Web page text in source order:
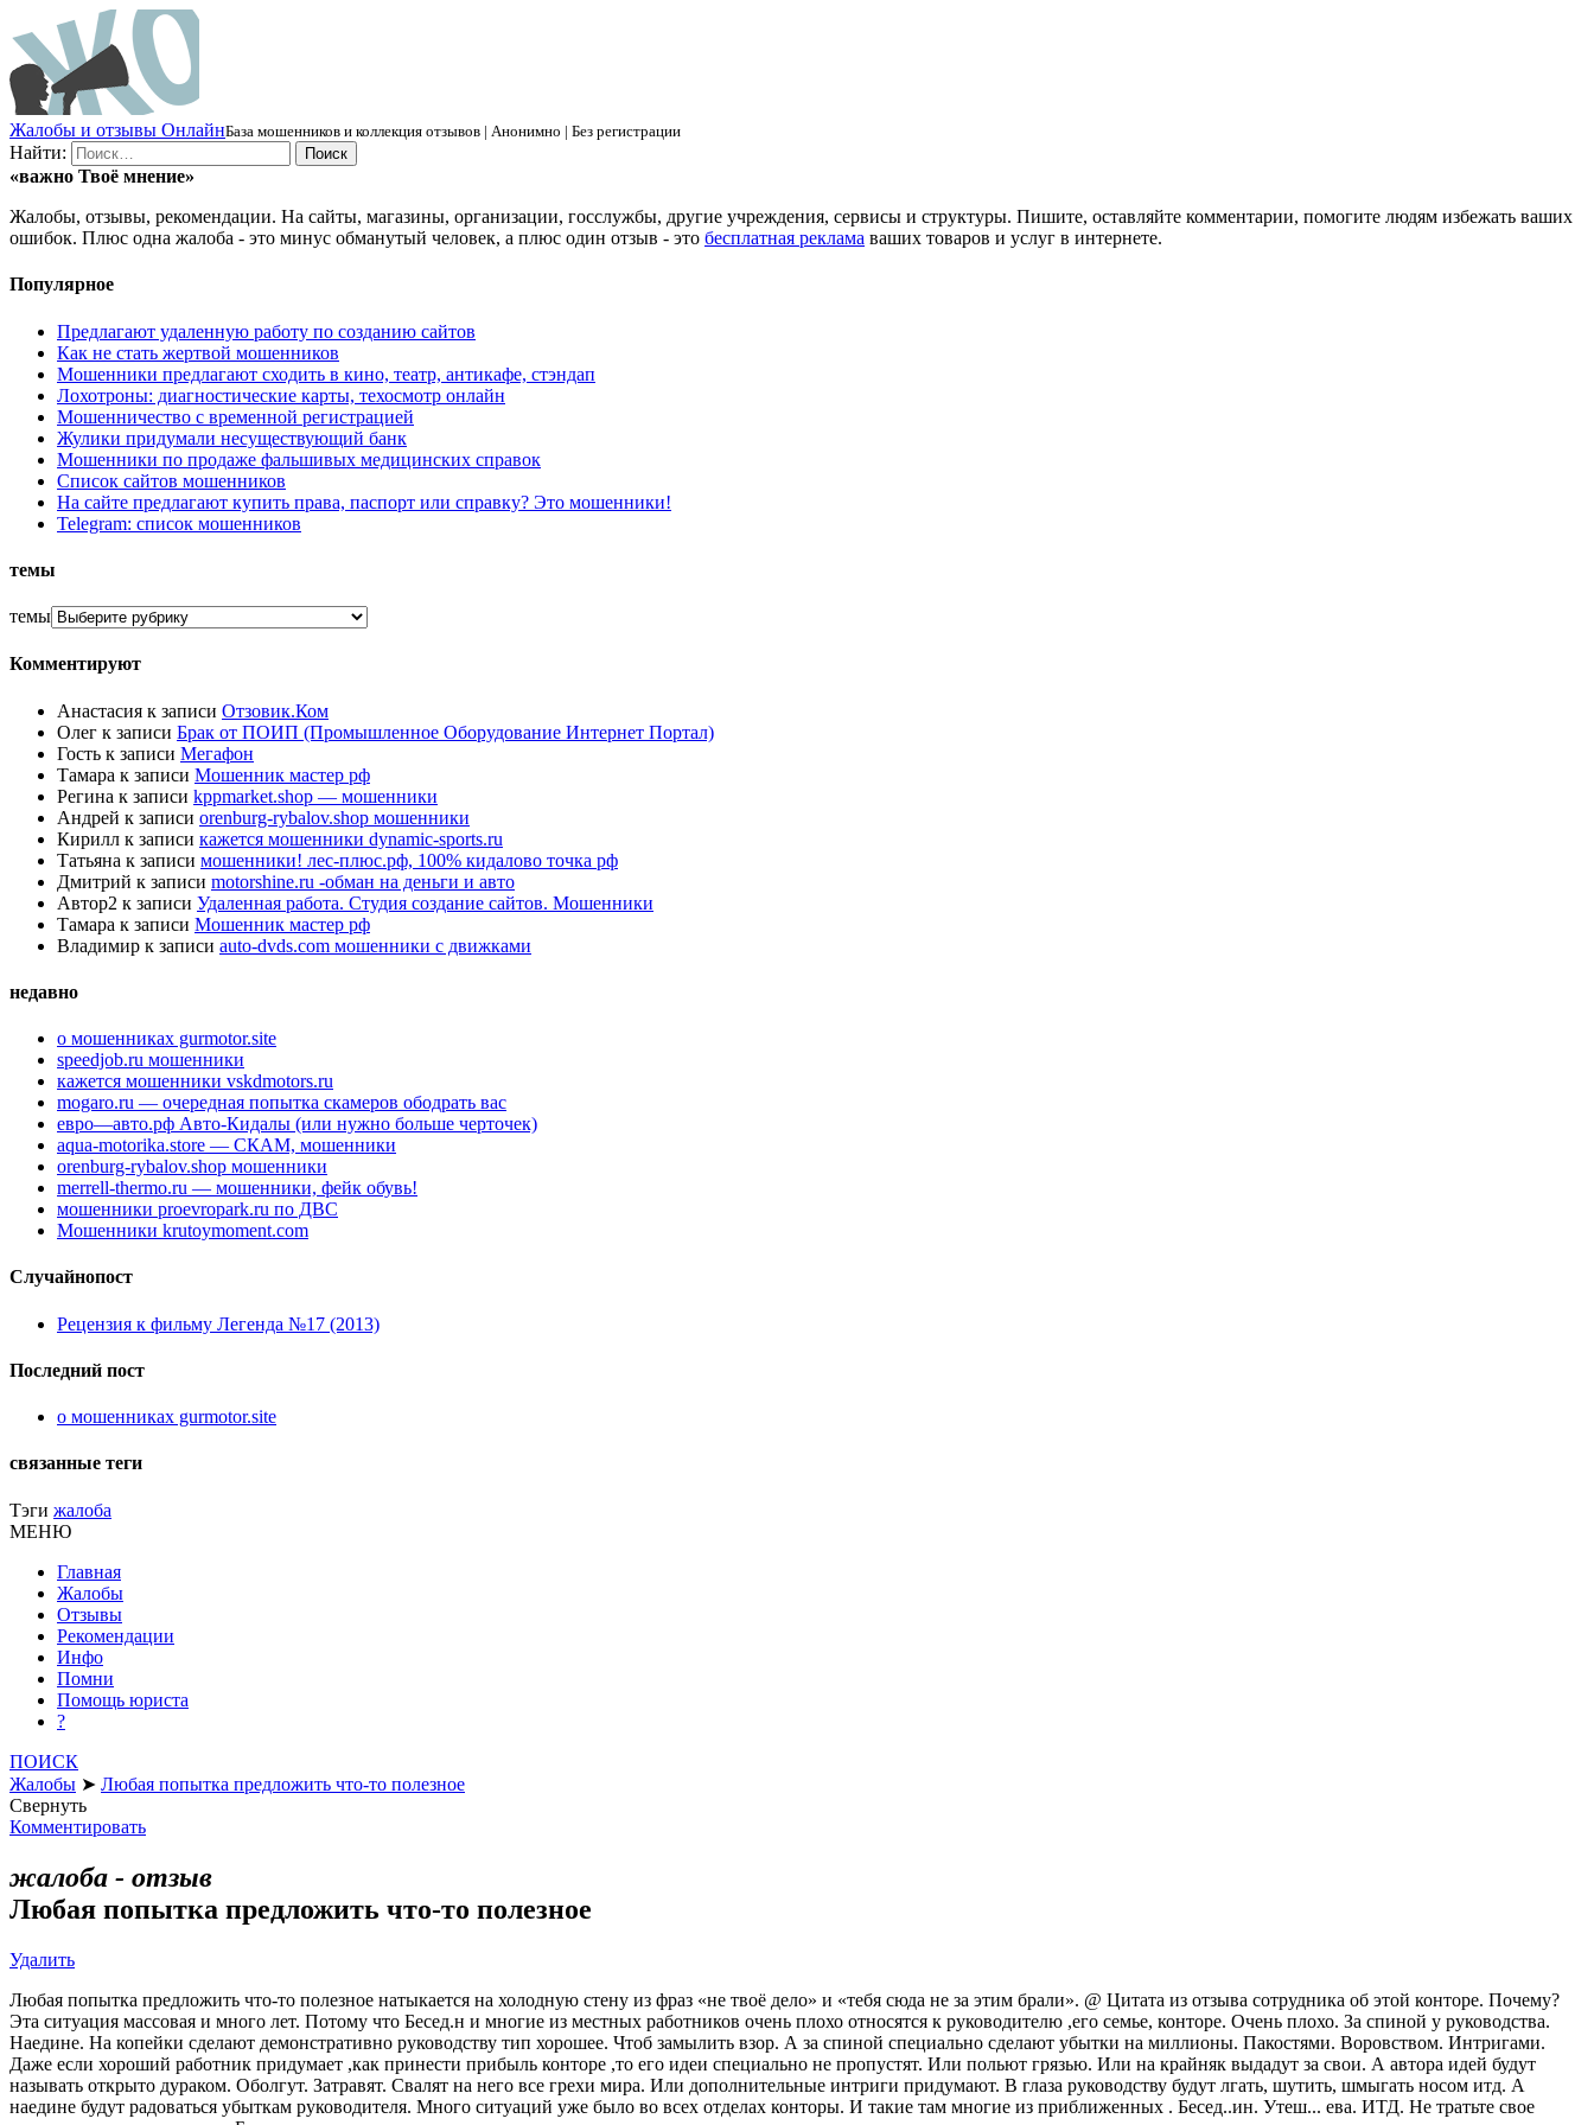
Жалобы и отзывы ОнлайнБаза мошенников и коллекция отзывов | Анонимно | Без регистрации
Найти:
«важно Твоё мнение»
Жалобы, отзывы, рекомендации. На сайты, магазины, организации, госслужбы, другие учреждения, сервисы и структуры. Пишите, оставляйте комментарии, помогите людям избежать ваших
ошибок. Плюс одна жалоба - это минус обманутый человек, а плюс один отзыв - это бесплатная реклама ваших товаров и услуг в интернете.
Популярное
Предлагают удаленную работу по созданию сайтов
Как не стать жертвой мошенников
Мошенники предлагают сходить в кино, театр, антикафе, стэндап
Лохотроны: диагностические карты, техосмотр онлайн
Мошенничество с временной регистрацией
Жулики придумали несуществующий банк
Мошенники по продаже фальшивых медицинских справок
Список сайтов мошенников
На сайте предлагают купить права, паспорт или справку? Это мошенники!
Telegram: список мошенников
темы
темы
Комментируют
Анастасия к записи Отзовик.Ком
Олег к записи Брак от ПОИП (Промышленное Оборудование Интернет Портал)
Гость к записи Мегафон
Тамара к записи Мошенник мастер рф
Регина к записи kppmarket.shop — мошенники
Андрей к записи orenburg-rybalov.shop мошенники
Кирилл к записи кажется мошенники dynamic-sports.ru
Татьяна к записи мошенники! лес-плюс.рф, 100% кидалово точка рф
Дмитрий к записи motorshine.ru -обман на деньги и авто
Автор2 к записи Удаленная работа. Студия создание сайтов. Мошенники
Тамара к записи Мошенник мастер рф
Владимир к записи auto-dvds.com мошенники с движками
недавно
о мошенниках gurmotor.site
speedjob.ru мошенники
кажется мошенники vskdmotors.ru
mogaro.ru — очередная попытка скамеров ободрать вас
евро—авто.рф Авто-Кидалы (или нужно больше черточек)
aqua-motorika.store — СКАМ, мошенники
orenburg-rybalov.shop мошенники
merrell-thermo.ru — мошенники, фейк обувь!
мошенники proevropark.ru по ДВС
Мошенники krutoymoment.com
Случайнопост
Рецензия к фильму Легенда №17 (2013)
Последний пост
о мошенниках gurmotor.site
связанные теги
Тэги жалоба
МЕНЮ
Главная
Жалобы
Отзывы
Рекомендации
Инфо
Помни
Помощь юриста
?
ПОИСК
Жалобы ➤ Любая попытка предложить что-то полезное
Свернуть
Комментировать
жалоба - отзыв
Любая попытка предложить что-то полезное
Удалить
Любая попытка предложить что-то полезное натыкается на холодную стену из фраз «не твоё дело» и «тебя сюда не за этим брали». @ Цитата из отзыва сотрудника об этой конторе. Почему?
Эта ситуация массовая и много лет. Потому что Бесед.н и многие из местных работников очень плохо относятся к руководителю ,его семье, конторе. Очень плохо. За спиной у руководства.
Наедине. На копейки сделают демонстративно руководству тип хорошее. Чтоб замылить взор. А за спиной специально сделают убытки на миллионы. Пакостями. Воровством. Интригами.
Даже если хороший работник придумает ,как принести прибыль конторе ,то его идеи специально не пропустят. Или польют грязью. Или на крайняк выдадут за свои. А автора идей будут
называть открыто дураком. Оболгут. Затравят. Свалят на него все грехи мира. Или дополнительные интриги придумают. В глаза руководству будут лгать, шутить, шмыгать носом итд. А
наедине будут радоваться убыткам руководителя. Много ситуаций уже было во всех отделах конторы. И такие там многие из приближенных . Бесед..ин. Утеш... ева. ИТД. Не тратьте свое